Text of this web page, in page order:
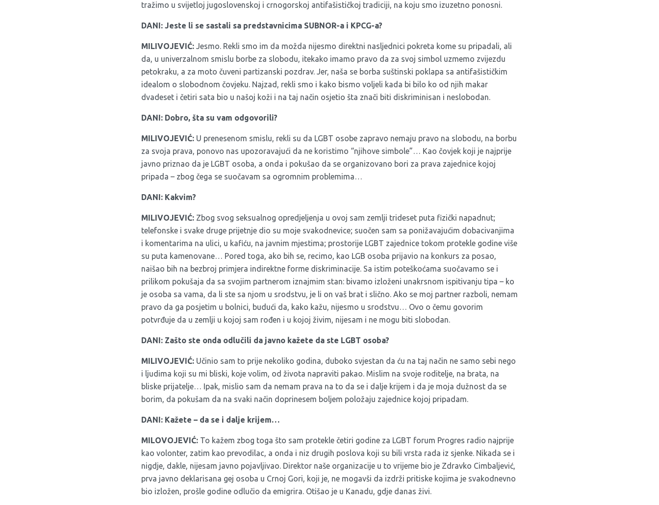
tražimo u svijetloj jugoslovenskoj i crnogorskoj antifašističkoj tradiciji, na koju smo izuzetno ponosni.
DANI: Jeste li se sastali sa predstavnicima SUBNOR-a i KPCG-a?
MILIVOJEVIĆ: Jesmo. Rekli smo im da možda nijesmo direktni nasljednici pokreta kome su pripadali, ali
da, u univerzalnom smislu borbe za slobodu, itekako imamo pravo da za svoj simbol uzmemo zvijezdu
petokraku, a za moto čuveni partizanski pozdrav. Jer, naša se borba suštinski poklapa sa antifašističkim
idealom o slobodnom čovjeku. Najzad, rekli smo i kako bismo voljeli kada bi bilo ko od njih makar
dvadeset i četiri sata bio u našoj koži i na taj način osjetio šta znači biti diskriminisan i neslobodan.
DANI: Dobro, šta su vam odgovorili?
MILIVOJEVIĆ: U prenesenom smislu, rekli su da LGBT osobe zapravo nemaju pravo na slobodu, na borbu
za svoja prava, ponovo nas upozoravajući da ne koristimo “njihove simbole”… Kao čovjek koji je najprije
javno priznao da je LGBT osoba, a onda i pokušao da se organizovano bori za prava zajednice kojoj
pripada – zbog čega se suočavam sa ogromnim problemima…
DANI: Kakvim?
MILIVOJEVIĆ: Zbog svog seksualnog opredjeljenja u ovoj sam zemlji trideset puta fizički napadnut;
telefonske i svake druge prijetnje dio su moje svakodnevice; suočen sam sa ponižavajućim dobacivanjima
i komentarima na ulici, u kafiću, na javnim mjestima; prostorije LGBT zajednice tokom protekle godine više
su puta kamenovane… Pored toga, ako bih se, recimo, kao LGB osoba prijavio na konkurs za posao,
naišao bih na bezbroj primjera indirektne forme diskriminacije. Sa istim poteškoćama suočavamo se i
prilikom pokušaja da sa svojim partnerom iznajmim stan: bivamo izloženi unakrsnom ispitivanju tipa – ko
je osoba sa vama, da li ste sa njom u srodstvu, je li on vaš brat i slično. Ako se moj partner razboli, nemam
pravo da ga posjetim u bolnici, budući da, kako kažu, nijesmo u srodstvu… Ovo o čemu govorim
potvrđuje da u zemlji u kojoj sam rođen i u kojoj živim, nijesam i ne mogu biti slobodan.
DANI: Zašto ste onda odlučili da javno kažete da ste LGBT osoba?
MILIVOJEVIĆ: Učinio sam to prije nekoliko godina, duboko svjestan da ću na taj način ne samo sebi nego
i ljudima koji su mi bliski, koje volim, od života napraviti pakao. Mislim na svoje roditelje, na brata, na
bliske prijatelje… Ipak, mislio sam da nemam prava na to da se i dalje krijem i da je moja dužnost da se
borim, da pokušam da na svaki način doprinesem boljem položaju zajednice kojoj pripadam.
DANI: Kažete – da se i dalje krijem…
MILOVOJEVIĆ: To kažem zbog toga što sam protekle četiri godine za LGBT forum Progres radio najprije
kao volonter, zatim kao prevodilac, a onda i niz drugih poslova koji su bili vrsta rada iz sjenke. Nikada se i
nigdje, dakle, nijesam javno pojavljivao. Direktor naše organizacije u to vrijeme bio je Zdravko Cimbaljević,
prva javno deklarisana gej osoba u Crnoj Gori, koji je, ne mogavši da izdrži pritiske kojima je svakodnevno
bio izložen, prošle godine odlučio da emigrira. Otišao je u Kanadu, gdje danas živi.